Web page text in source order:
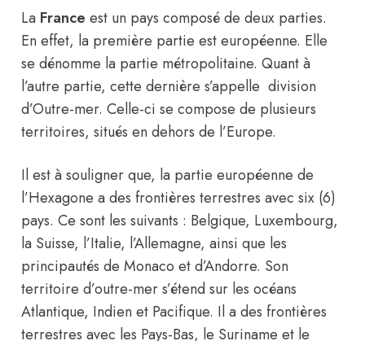
La France est un pays composé de deux parties.
En effet, la première partie est européenne. Elle
se dénomme la partie métropolitaine. Quant à
l’autre partie, cette dernière s’appelle division
d’Outre-mer. Celle-ci se compose de plusieurs
territoires, situés en dehors de l’Europe.
Il est à souligner que, la partie européenne de
l’Hexagone a des frontières terrestres avec six (6)
pays. Ce sont les suivants : Belgique, Luxembourg,
la Suisse, l’Italie, l’Allemagne, ainsi que les
principautés de Monaco et d’Andorre. Son
territoire d’outre-mer s’étend sur les océans
Atlantique, Indien et Pacifique. Il a des frontières
terrestres avec les Pays-Bas, le Suriname et le